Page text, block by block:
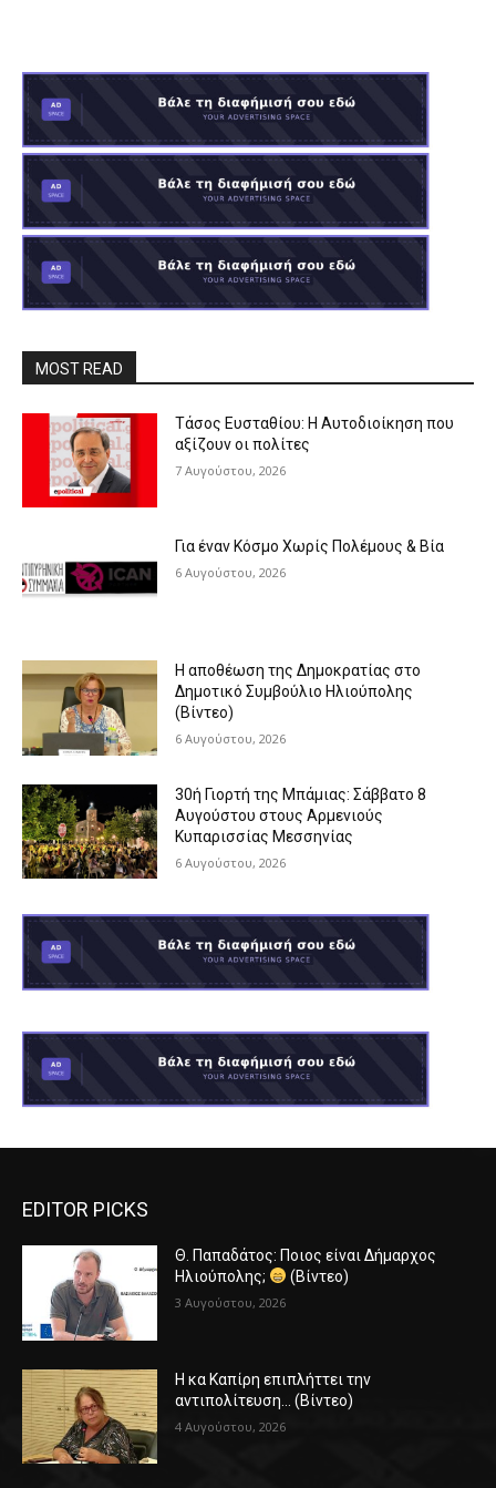
MOST READ
Τάσος Ευσταθίου: Η Αυτοδιοίκηση που
αξίζουν οι πολίτες
7 Αυγούστου, 2026
Για έναν Κόσμο Χωρίς Πολέμους & Βία
6 Αυγούστου, 2026
Η αποθέωση της Δημοκρατίας στο
Δημοτικό Συμβούλιο Ηλιούπολης
(Βίντεο)
6 Αυγούστου, 2026
30ή Γιορτή της Μπάμιας: Σάββατο 8
Αυγούστου στους Αρμενιούς
Κυπαρισσίας Μεσσηνίας
6 Αυγούστου, 2026
EDITOR PICKS
Θ. Παπαδάτος: Ποιος είναι Δήμαρχος
Ηλιούπολης;
(Βίντεο)
3 Αυγούστου, 2026
Η κα Καπίρη επιπλήττει την
αντιπολίτευση… (Βίντεο)
4 Αυγούστου, 2026